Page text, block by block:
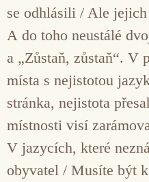
se odhlásili / Ale
A do toho neustálé
a „Zůstaň, zůstaň“. V
místa s nejistotou
stránka, nejistota
místnosti visí
V jazycích, které
obyvatel / Musíte být